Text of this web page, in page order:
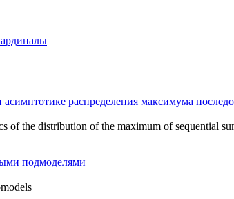
распределения максимума
of the distribution of the maximum of sequential
подмоделями